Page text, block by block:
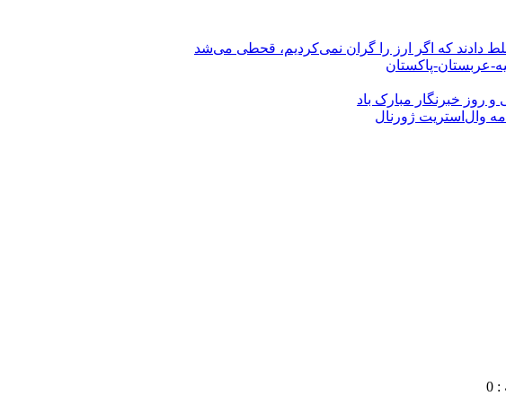
دادند که اگر ارز را گران نمی‌کردیم، قحطی می‌شد
عربستان-پاکستان
روز خبرنگار مبارک باد
وال‌استریت ژورنال
0